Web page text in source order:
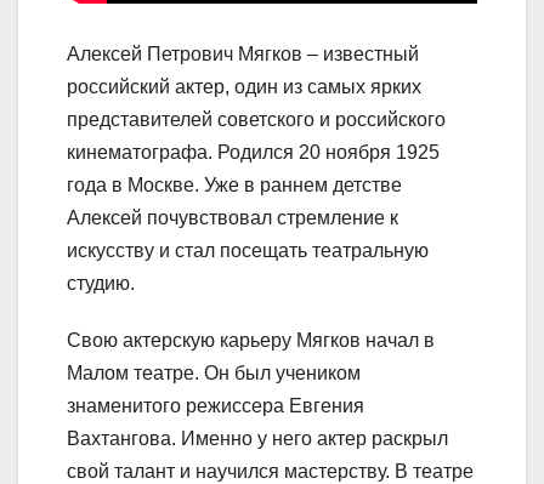
Алексей Петрович Мягков – известный
российский актер, один из самых ярких
представителей советского и российского
кинематографа. Родился 20 ноября 1925
года в Москве. Уже в раннем детстве
Алексей почувствовал стремление к
искусству и стал посещать театральную
студию.
Свою актерскую карьеру Мягков начал в
Малом театре. Он был учеником
знаменитого режиссера Евгения
Вахтангова. Именно у него актер раскрыл
свой талант и научился мастерству. В театре